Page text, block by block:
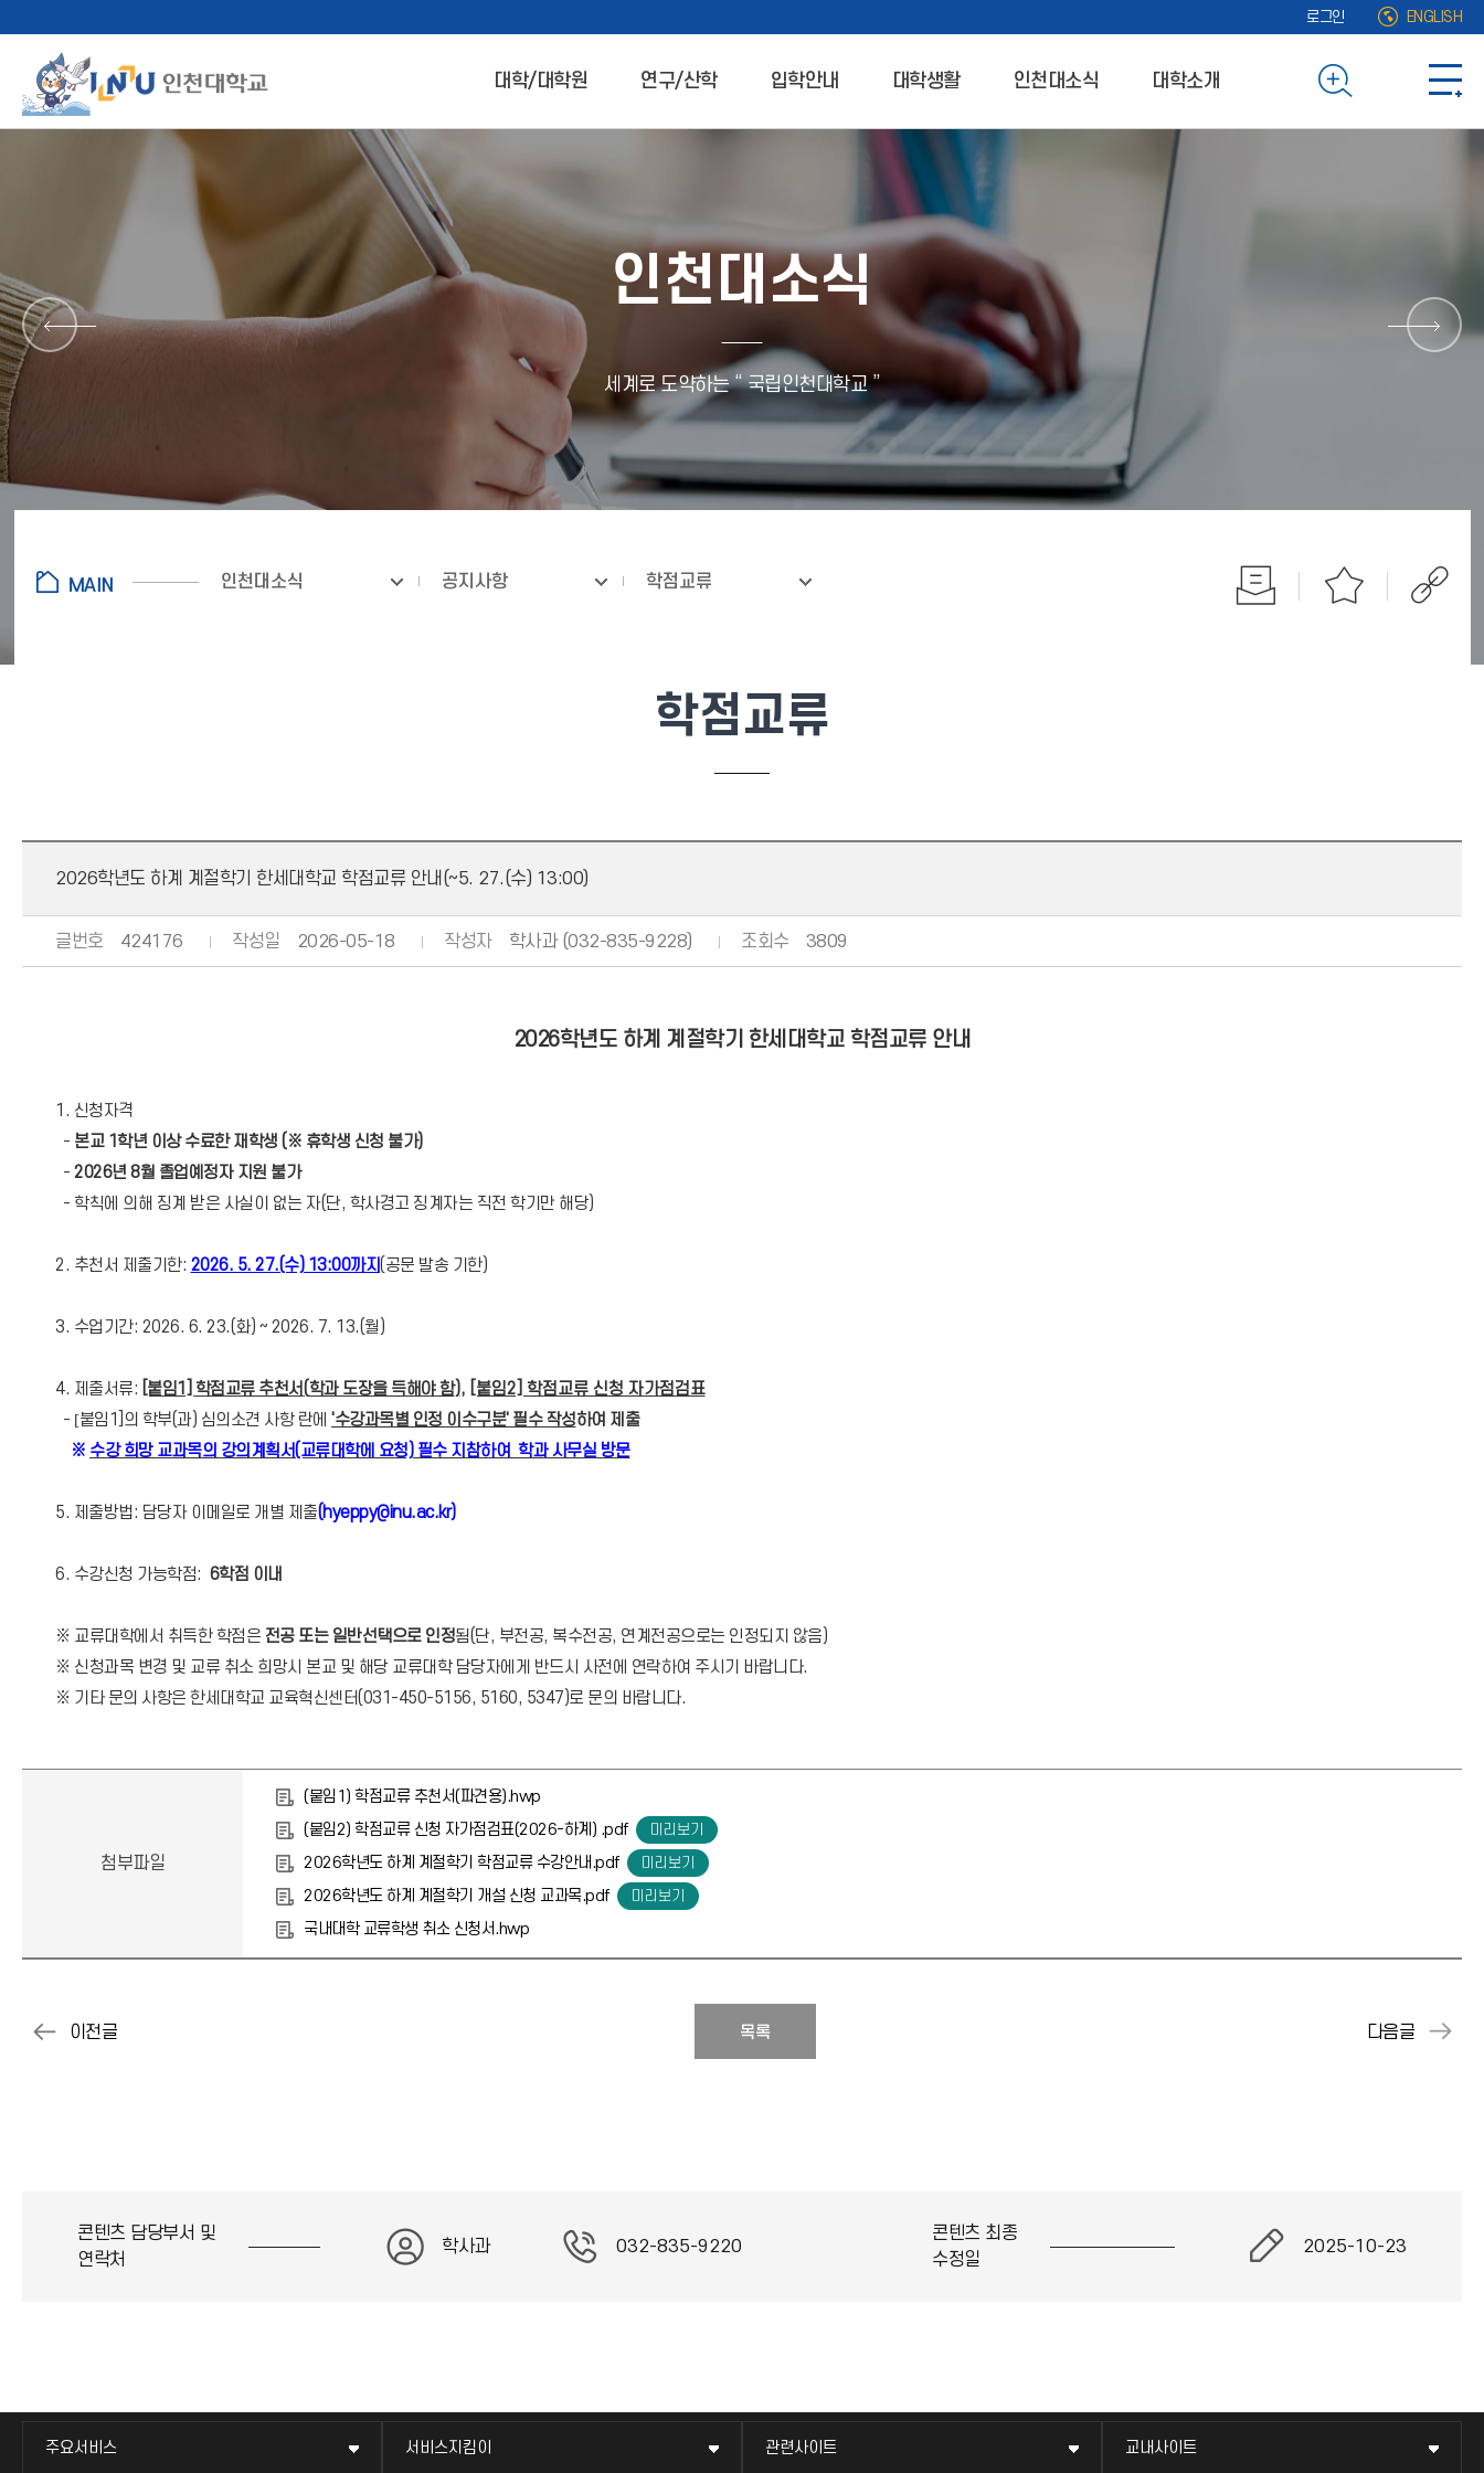
로그인 ENGLISH
대학/대학원 연구/산학 입학안내 대학생활 인천대소식 대학소개
인천대소식
세계로 도약하는 “ 국립인천대학교 ”
인천대소식 공지사항 학점교류
학점교류
2026학년도 하계 계절학기 한세대학교 학점교류 안내(~5. 27.(수) 13:00)
글번호 424176 작성일 2026-05-18 작성자 학사과 (032-835-9228) 조회수 3809
2026학년도 하계 계절학기 한세대학교 학점교류 안내
1. 신청자격
- 본교 1학년 이상 수료한 재학생 (※ 휴학생 신청 불가)
- 2026년 8월 졸업예정자 지원 불가
- 학칙에 의해 징계 받은 사실이 없는 자(단, 학사경고 징계자는 직전 학기만 해당)
2. 추천서 제출기한: 2026. 5. 27.(수) 13:00까지(공문 발송 기한)
3. 수업기간: 2026. 6. 23.(화) ~ 2026. 7. 13.(월)
4. 제출서류: [붙임1] 학점교류 추천서(학과 도장을 득해야 함), [붙임2] 학점교류 신청 자가점검표
- [붙임1]의 학부(과) 심의소견 사항 란에 '수강과목별 인정 이수구분' 필수 작성하여 제출
※ 수강 희망 교과목의 강의계획서(교류대학에 요청) 필수 지참하여 학과 사무실 방문
5. 제출방법: 담당자 이메일로 개별 제출(hyeppy@inu.ac.kr)
6. 수강신청 가능학점: 6학점 이내
※ 교류대학에서 취득한 학점은 전공 또는 일반선택으로 인정됨(단, 부전공, 복수전공, 연계전공으로는 인정되지 않음)
※ 신청과목 변경 및 교류 취소 희망시 본교 및 해당 교류대학 담당자에게 반드시 사전에 연락하여 주시기 바랍니다.
※ 기타 문의 사항은 한세대학교 교육혁신센터(031-450-5156, 5160, 5347)로 문의 바랍니다.
첨부파일
(붙임1) 학점교류 추천서(파견용).hwp
(붙임2) 학점교류 신청 자가점검표(2026-하계) .pdf
2026학년도 하계 계절학기 학점교류 수강안내.pdf
2026학년도 하계 계절학기 개설 신청 교과목.pdf
국내대학 교류학생 취소 신청서.hwp
목록
콘텐츠 담당부서 및
연락처
학사과 032-835-9220
콘텐츠 최종
수정일
2025-10-23
주요서비스 서비스지킴이 관련사이트 교내사이트